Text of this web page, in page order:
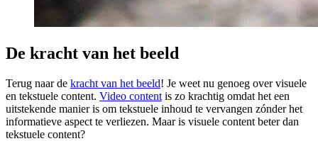
De kracht van het beeld
Terug naar de kracht van het beeld! Je weet nu genoeg over visuele
en tekstuele content. Video content is zo krachtig omdat het een
uitstekende manier is om tekstuele inhoud te vervangen zónder het
informatieve aspect te verliezen. Maar is visuele content beter dan
tekstuele content?